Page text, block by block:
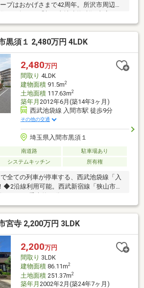
プはおかげさまで42周年。所沢市周辺エ
トでは分からない雰囲気を知りたい」
できる？」「住み替えは何から始めれば
不安も、経験豊富な有資格スタッフが丁
。広告未掲載物件や最新情報も多数ご用
供し、当日のご見学・無料送迎も対応可
【所沢支店 営業2課 フリーダイヤル
ずはお気軽にご相談ください。
黒須１ 2,480万円 4LDK
2,480万円
間取り 4LDK
建物面積91.5m2
土地面積117.63m2
築年月 2012年6月(築14年3ヶ月)
西武池袋線 入間市駅 徒歩9分
その他の交通
埼玉県入間市黒須１
南道路
駐車場あり
システムキッチン 所有権
全ての列車が停車する、西武池袋線「入
◆2沿線利用可能。西武新宿線「狭山市」
ングモール「西武入間PePe」があり、駅
ニ、駅周辺にはシネマコンプレックスも
二方向道路に面しており、陽当たり・開
スペース2台分あり。うち1台分は5m級の
南向き洋室とリビングダイニングの大
ーを完備。毎日の開閉もスムーズに行え
（2018.1・2024.6）
宮寺 2,200万円 3LDK
2,200万円
間取り 3LDK
建物面積86.11m2
土地面積251.37m2
築年月 2002年2月(築24年7ヶ月)